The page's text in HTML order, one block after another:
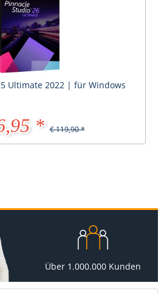
Ultimate 2022 | für Windows
* € 119,90 *
Über 1.000.000 Kunden